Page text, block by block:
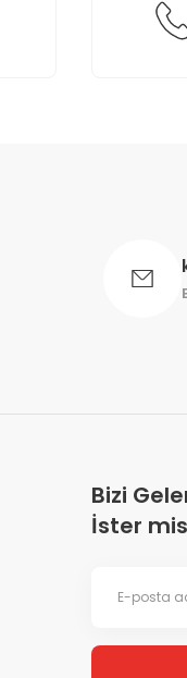
Bizi
İster